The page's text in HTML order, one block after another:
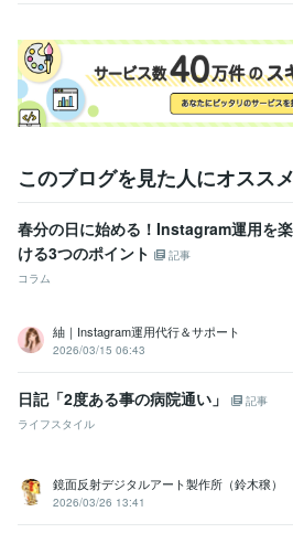
す。
望むような結果に至らなかった際に
鬱積した怒りを晴らす為に評価を下げる方
時折見受けますが、ヒーリングセッション
に忠実に沿った浄化、クリアリングが意識
で現時点での結果として浮き彫りになり現
ご本人も気づいておられないその事も踏ま
には評価欄にて対応いたしますが、
ご理解ご了承の程、お願い申し上げます。
経験職種
物流・購買 / 商品・在庫管理
職歴
光の翼 2016年7月 ~ 現在
インテリア雑貨店自営 1998年4月 ~ 2008
株式会社 ガルエージェンシー大阪支社
某警備会社
資格・検定
認定レイキティーチャー
認定レイキティーチャー 取得年 : 2009年
このブログを見た人にオススメ
春分の日に始める！Instagram運用を
ける3つのポイント
記事
コラム
紬｜Instagram運用代行＆サポート
2026/03/15 06:43
日記「2度ある事の病院通い」
記事
ライフスタイル
鏡面反射デジタルアート製作所（鈴木穣）
2026/03/26 13:41